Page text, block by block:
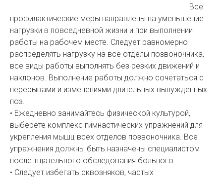
Все
профилактические меры направлены на уменьшение
нагрузки в повседневной жизни и при выполнении
работы на рабочем месте. Следует равномерно
распределять нагрузку на все отделы позвоночника,
все виды работы выполнять без резких движений и
наклонов. Выполнение работы должно сочетаться с
перерывами и изменениями длительных вынужденных
поз.
• Ежедневно занимайтесь физической культурой,
выберете комплекс гимнастических упражнений для
укрепления мышц всех отделов позвоночника. Все
упражнения должны быть назначены специалистом
после тщательного обследования больного.
• Следует избегать сквозняков, частых